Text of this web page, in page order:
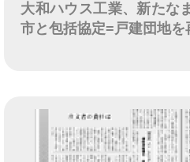
大和ハウス工業、新たな
市と包括協定=戸建団地を